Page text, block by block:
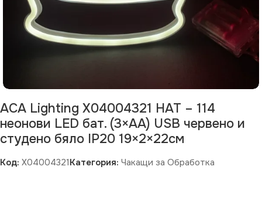
ACA Lighting X04004321 HAT – 114
неонови LED бат. (3×AA) USB червено и
студено бяло IP20 19×2×22см
Код: X04004321Категория: Чакащи за Обработка